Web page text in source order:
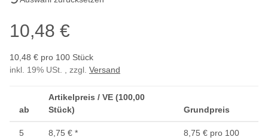
10,48 €
10,48 € pro 100 Stück
inkl. 19% USt. , zzgl. Versand
ab
Artikelpreis / VE (100,00
Stück)
Grundpreis
5 8,75 € *
8,75 € pro 100